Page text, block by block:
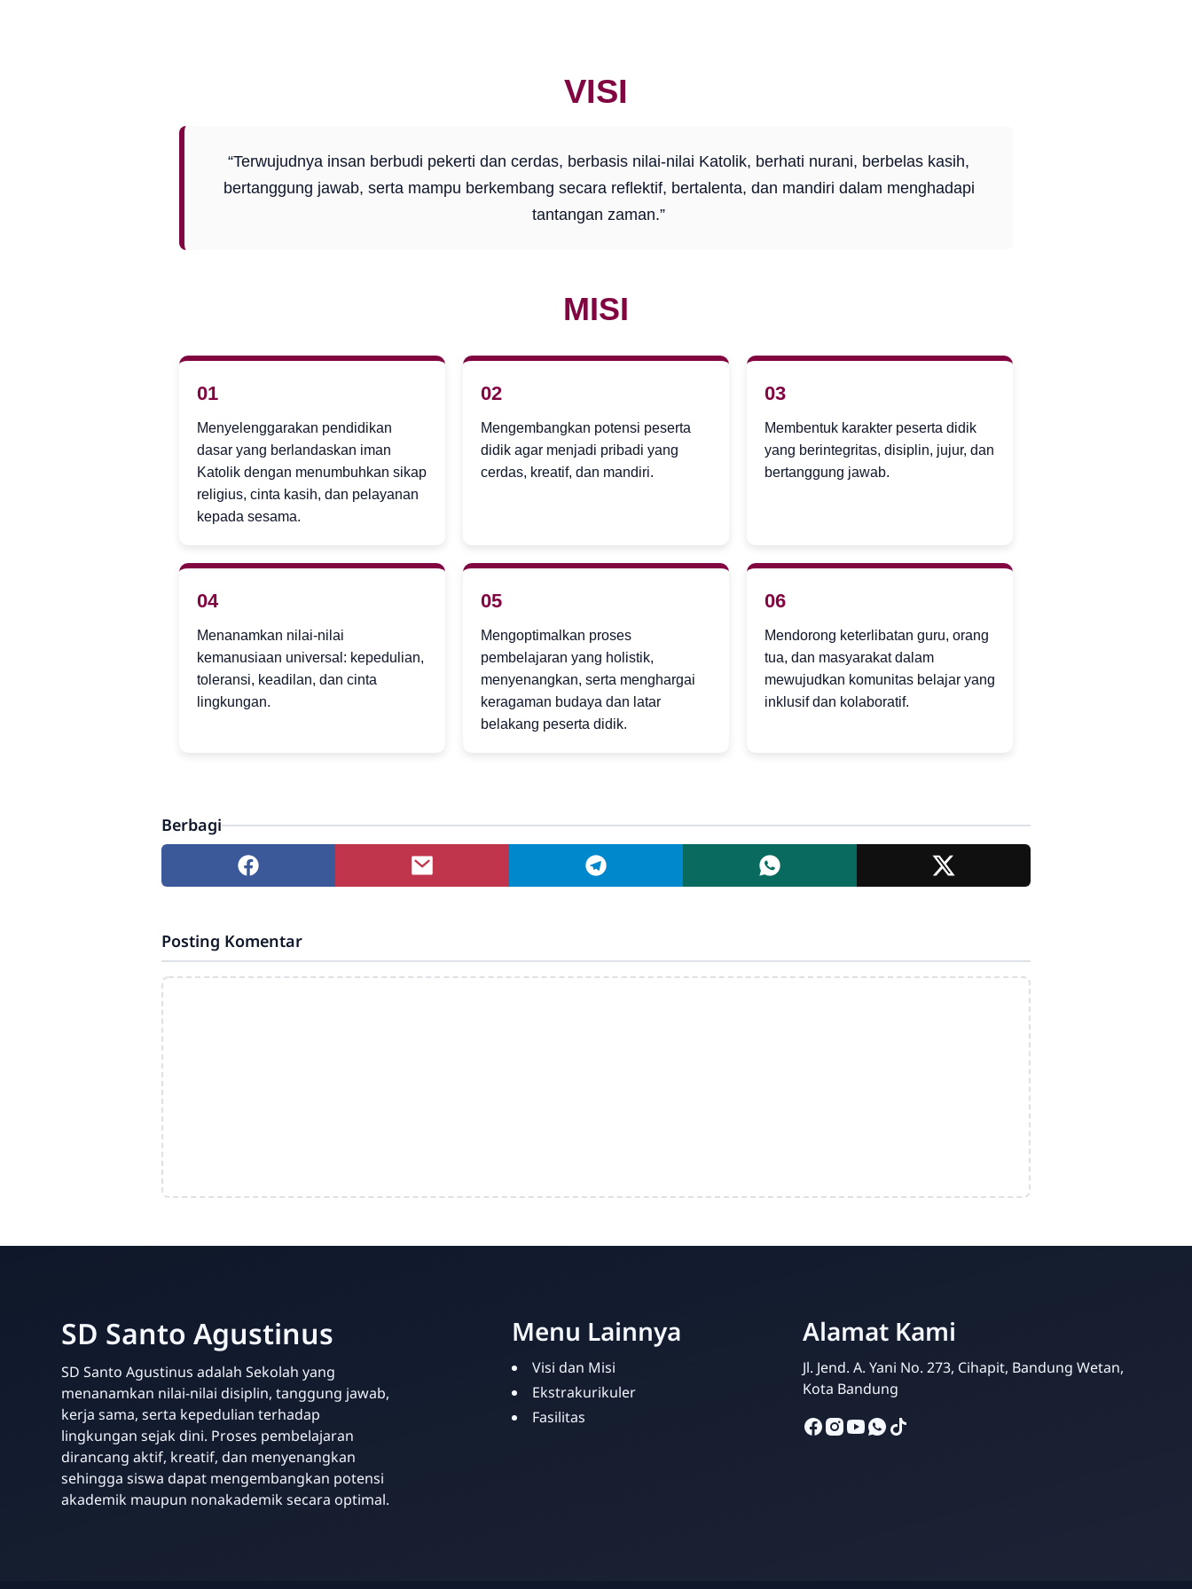
Kris Analia
VISI
“Terwujudnya insan berbudi pekerti dan cerdas, berbasis nilai-nilai Katolik, berhati nurani, berbelas kasih,
bertanggung jawab, serta mampu berkembang secara reflektif, bertalenta, dan mandiri dalam menghadapi
tantangan zaman.”
MISI
01
Menyelenggarakan pendidikan
dasar yang berlandaskan iman
Katolik dengan menumbuhkan sikap
religius, cinta kasih, dan pelayanan
kepada sesama.
02
Mengembangkan potensi peserta
didik agar menjadi pribadi yang
cerdas, kreatif, dan mandiri.
03
Membentuk karakter peserta didik
yang berintegritas, disiplin, jujur, dan
bertanggung jawab.
04
Menanamkan nilai-nilai
kemanusiaan universal: kepedulian,
toleransi, keadilan, dan cinta
lingkungan.
05
Mengoptimalkan proses
pembelajaran yang holistik,
menyenangkan, serta menghargai
keragaman budaya dan latar
belakang peserta didik.
06
Mendorong keterlibatan guru, orang
tua, dan masyarakat dalam
mewujudkan komunitas belajar yang
inklusif dan kolaboratif.
Berbagi
Posting Komentar
SD Santo Agustinus
SD Santo Agustinus adalah Sekolah yang
menanamkan nilai-nilai disiplin, tanggung jawab,
kerja sama, serta kepedulian terhadap
lingkungan sejak dini. Proses pembelajaran
dirancang aktif, kreatif, dan menyenangkan
sehingga siswa dapat mengembangkan potensi
akademik maupun nonakademik secara optimal.
Menu Lainnya
Visi dan Misi
Ekstrakurikuler
Fasilitas
Alamat Kami
Jl. Jend. A. Yani No. 273, Cihapit, Bandung Wetan,
Kota Bandung